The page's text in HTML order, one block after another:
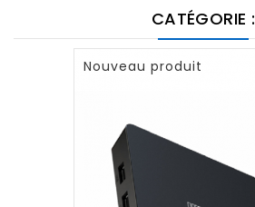
CATÉGORIE :
Nouveau produit